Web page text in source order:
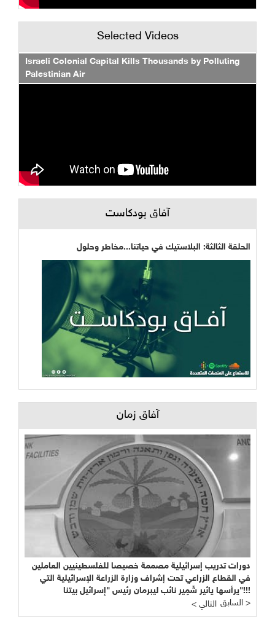
Selected Videos
Israeli Colonial Capital Kills Thousands by Polluting
Palestinian Air
آفاق بودكاست
الحلقة الثالثة: البلاستيك في حياتنا...مخاطر وحلول
آفاق زمان
دورات تدريب إسرائيلية مصممة خصيصا للفلسطينيين العاملين
في القطاع الزراعي تحت إشراف وزارة الزراعة الإسرائيلية التي
يرأسها يائير شَمِير نائب ليبرمان رئيس "إسرائيل بيتنا"!!!
< التالي
السابق >